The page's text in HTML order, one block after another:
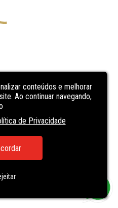
conteúdos e melhorar
Ao continuar navegando,
de Privacidade